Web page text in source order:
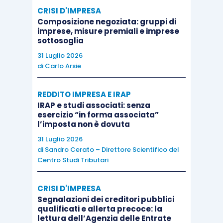
una fase dimanipolazione e/o di trasformazione
e laricomprensioneneldecretoministeriale
previsto dalla lettera c) dell’
2, Tuir, è sufficiente che esso sia di
rilevanemmeno la circostanza che il prodotto
commercializzato sia, nella percezione comune,
agricolo.
Se così non fosse,non si potrebbe considerare
quale agricola l’attività di produzione del latte,
la cessione di uova o delle deiezioni degli
animali allevati, nonché, per estremizzare, la
vendita delle corna da parte degli allevatori di
CRISI D'IMPRESA
Composizione negoziata: gruppi di
imprese, misure premiali e imprese
sottosoglia
31 Luglio 2026
di Carlo Arsie
REDDITO IMPRESA E IRAP
IRAP e studi associati: senza
esercizio “in forma associata”
l’imposta non è dovuta
31 Luglio 2026
di Sandro Cerato – Direttore Scientifico del
Centro Studi Tributari
CRISI D'IMPRESA
Segnalazioni dei creditori pubblici
qualificati e allerta precoce: la
lettura dell’Agenzia delle Entrate